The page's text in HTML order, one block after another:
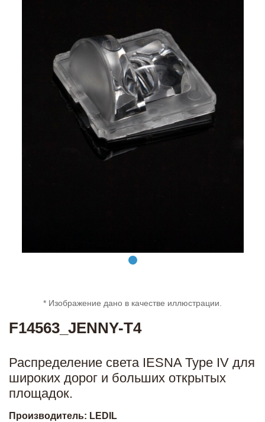
* Изображение дано в качестве иллюстрации.
F14563_JENNY-T4
Распределение света IESNA Type IV для
широких дорог и больших открытых
площадок.
Производитель: LEDIL